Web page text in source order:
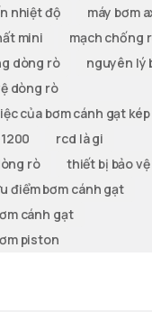
nhiệt độ
máy bơm
mini
mạch chống
dòng rò
nguyên lý
dòng rò
của bơm cánh gạt kép
rcd là gi
rò
thiết bị bảo
điểm bơm cánh gạt
cánh gạt
piston